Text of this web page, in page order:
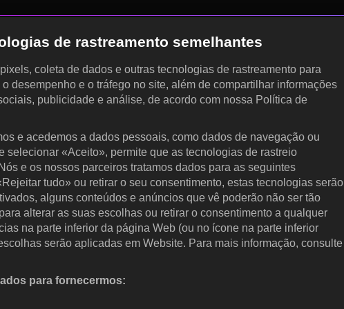
de rastreamento semelhantes
coleta de dados e outras tecnologias de rastreamento para
desempenho e o tráfego no site, além de compartilhar informações
publicidade e análise, de acordo com nossa Política de
e acedemos a dados pessoais, como dados de navegação ou
selecionar «Aceito», permite que as tecnologias de rastreio
e os nossos parceiros tratamos dados para as seguintes
tudo» ou retirar o seu consentimento, estas tecnologias serão
alguns conteúdos e anúncios que vê poderão não ser tão
alterar as suas escolhas ou retirar o consentimento a qualquer
na parte inferior da página Web (ou no ícone na parte inferior
serão aplicadas em Website. Para mais informação, consulte
para fornecermos: